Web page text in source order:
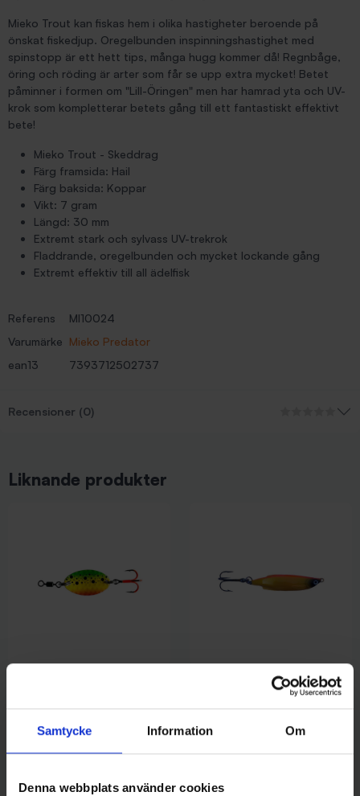
Samtycke Information Om
Denna webbplats använder cookies
Mieko Trout kan fiskas hem i olika hastigheter beroende på
önskat fiskedjup. Oregelbunden inspinningshastighet med
spinstopp är ett hett tips, många hugg kommer då! Regnbåge,
öring och röding är arter som får se upp extra mycket! Betet
påminner i formen om "Lill-Öringen" men har hamrad yta och UV-
krok som kompletterar betets gång till ett fantastiskt effektivt
bete!
Mieko Trout - Skeddrag
Färg framsida: Hail
Färg baksida: Koppar
Vikt: 7 gram
Längd: 30 mm
Extremt stark och sylvass UV-trekrok
Fladdrande, oregelbunden och mycket lockande gång
Extremt effektiv till all ädelfisk
Referens
MI10024
Varumärke Mieko Predator
ean13
7393712502737
Recensioner (0)
Liknande produkter
65 kr
Mieko Smolt 13gr - Hjortron
65 kr